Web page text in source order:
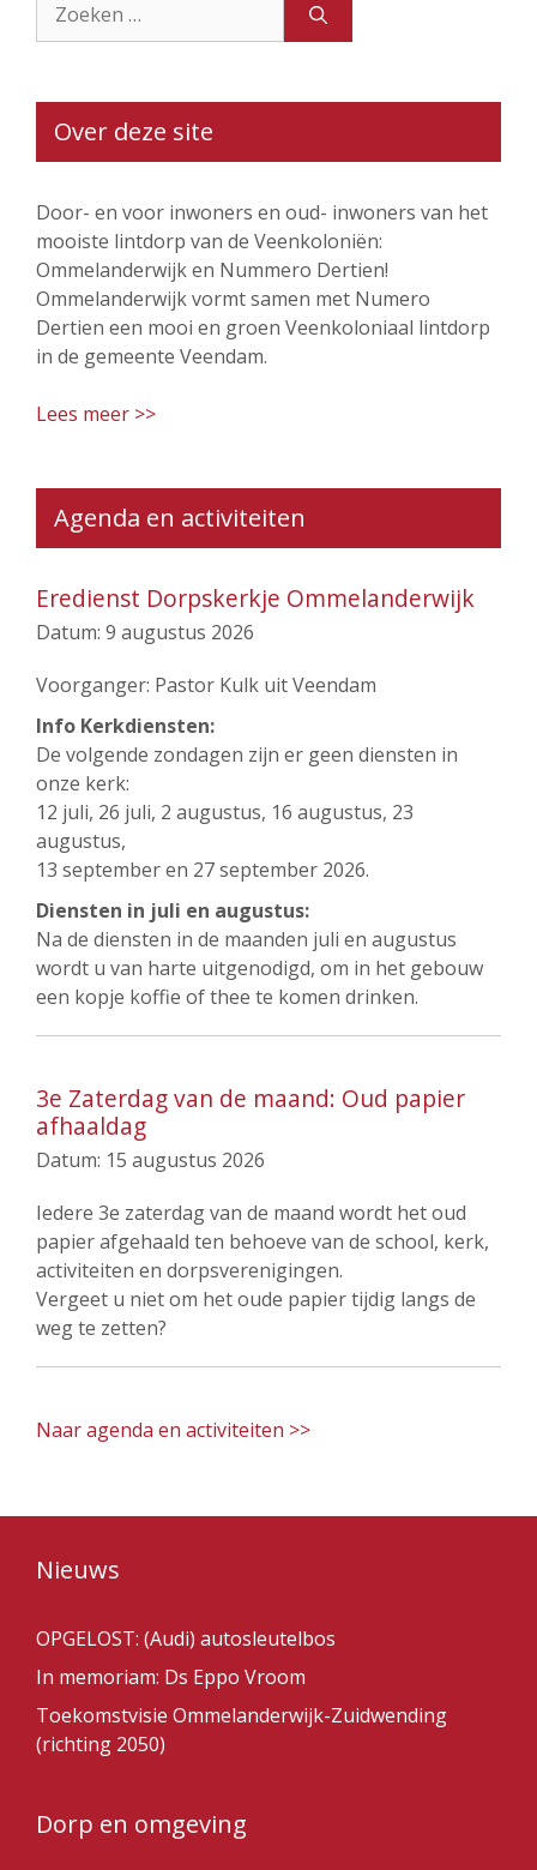
naar:
Over deze site
Door- en voor inwoners en oud- inwoners van het
mooiste lintdorp van de Veenkoloniën:
Ommelanderwijk en Nummero Dertien!
Ommelanderwijk vormt samen met Numero
Dertien een mooi en groen Veenkoloniaal lintdorp
in de gemeente Veendam.
Lees meer >>
Agenda en activiteiten
Eredienst Dorpskerkje Ommelanderwijk
Datum: 9 augustus 2026
Voorganger: Pastor Kulk uit Veendam
Info Kerkdiensten:
De volgende zondagen zijn er geen diensten in
onze kerk:
12 juli, 26 juli, 2 augustus, 16 augustus, 23
augustus,
13 september en 27 september 2026.
Diensten in juli en augustus:
Na de diensten in de maanden juli en augustus
wordt u van harte uitgenodigd, om in het gebouw
een kopje koffie of thee te komen drinken.
3e Zaterdag van de maand: Oud papier
afhaaldag
Datum: 15 augustus 2026
Iedere 3e zaterdag van de maand wordt het oud
papier afgehaald ten behoeve van de school, kerk,
activiteiten en dorpsverenigingen.
Vergeet u niet om het oude papier tijdig langs de
weg te zetten?
Naar agenda en activiteiten >>
Nieuws
OPGELOST: (Audi) autosleutelbos
In memoriam: Ds Eppo Vroom
Toekomstvisie Ommelanderwijk-Zuidwending
(richting 2050)
Dorp en omgeving